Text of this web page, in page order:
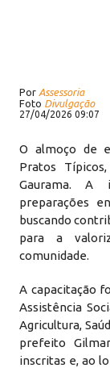
Por Assessoria
Foto Divulgação
27/04/2026 09:07
O almoço de
Pratos
Gaurama. A
preparações
buscando
para a
comunidade.
A capacitação
Assistência
Agricultura,
prefeito
inscritas e, ao